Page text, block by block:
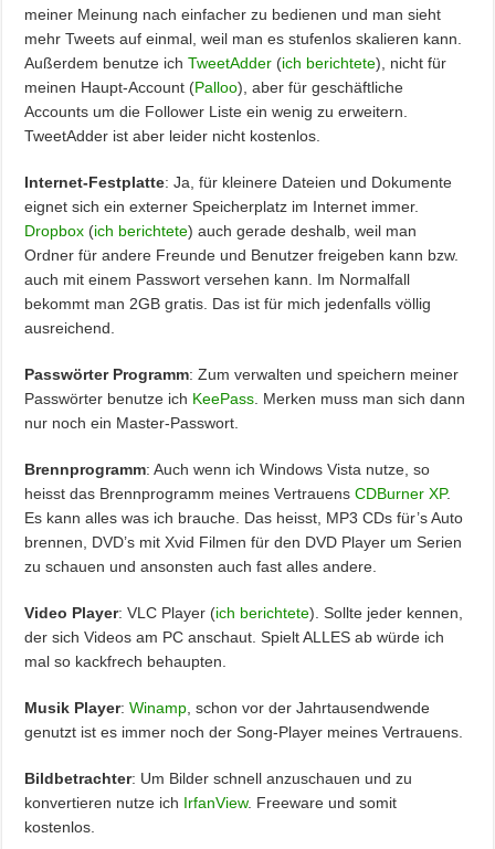
meiner Meinung nach einfacher zu bedienen und man sieht
mehr Tweets auf einmal, weil man es stufenlos skalieren kann.
Außerdem benutze ichTweetAdder (ich berichtete), nicht für
meinen Haupt-Account (Palloo), aber für geschäftliche
Accounts um die Follower Liste ein wenig zu erweitern.
TweetAdder ist aber leider nicht kostenlos.
Internet-Festplatte: Ja, für kleinere Dateien und Dokumente
eignet sich ein externer Speicherplatz im Internet immer.
Dropbox (ich berichtete) auch gerade deshalb, weil man
Ordner für andere Freunde und Benutzer freigeben kann bzw.
auch mit einem Passwort versehen kann. Im Normalfall
bekommt man 2GB gratis. Das ist für mich jedenfalls völlig
ausreichend.
Passwörter Programm: Zum verwalten und speichern meiner
Passwörter benutze ich KeePass . Merken muss man sich dann
nur noch ein Master-Passwort.
Brennprogramm: Auch wenn ich Windows Vista nutze, so
heisst das Brennprogramm meines VertrauensCDBurner XP.
Es kann alles was ich brauche. Das heisst, MP3 CDs für’s Auto
brennen, DVD’s mit Xvid Filmen für den DVD Player um Serien
zu schauen und ansonsten auch fast alles andere.
Video Player: VLC Player (ich berichtete). Sollte jeder kennen,
der sich Videos am PC anschaut. Spielt ALLES ab würde ich
mal so kackfrech behaupten.
Musik Player:Winamp , schon vor der Jahrtausendwende
genutzt ist es immer noch der Song-Player meines Vertrauens.
Bildbetrachter: Um Bilder schnell anzuschauen und zu
konvertieren nutze ich IrfanView. Freeware und somit
kostenlos.